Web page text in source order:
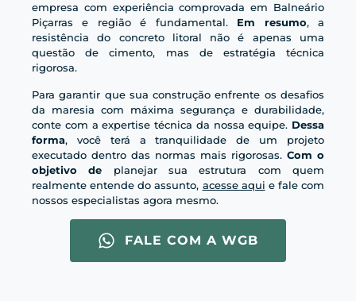
empresa com experiência comprovada em Balneário
Piçarras e região é fundamental. Em resumo, a
resistência do concreto litoral não é apenas uma
questão de cimento, mas de estratégia técnica
rigorosa.
Para garantir que sua construção enfrente os desafios
da maresia com máxima segurança e durabilidade,
conte com a expertise técnica da nossa equipe. Dessa
forma, você terá a tranquilidade de um projeto
executado dentro das normas mais rigorosas. Com o
objetivo de planejar sua estrutura com quem
realmente entende do assunto, acesse aqui e fale com
nossos especialistas agora mesmo.
FALE COM A WGB